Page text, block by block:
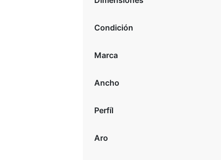
Condición
Marca
Ancho
Perfíl
Aro